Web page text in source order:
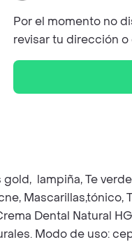
Por el momento no
revisar tu dirección
lampiña, Te
Mascarillas,tónico,
Natural HGW -
Modo de uso: